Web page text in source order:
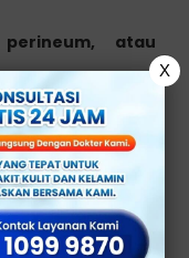
atau
atau setelah
air kecil
secara
X